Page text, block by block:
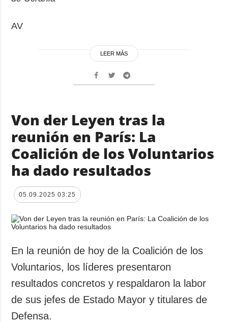
AV
LEER MÁS
Von der Leyen tras la
reunión en París: La
Coalición de los Voluntarios
ha dado resultados
05.09.2025 03:25
En la reunión de hoy de la Coalición de los
Voluntarios, los líderes presentaron
resultados concretos y respaldaron la labor
de sus jefes de Estado Mayor y titulares de
Defensa.